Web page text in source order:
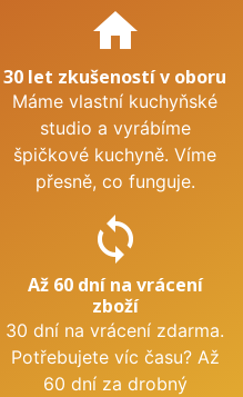
home
30 let zkušeností v oboru
Máme vlastní kuchyňské
studio a vyrábíme
špičkové kuchyně. Víme
přesně, co funguje.
sync
Až 60 dní na vrácení
zboží
30 dní na vrácení zdarma.
Potřebujete víc času? Až
60 dní za drobný